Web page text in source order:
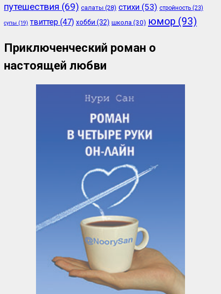
путешествия (69) салаты (28) стихи (53) стройность (23)
супы (19) твиттер (47) хобби (32) школа (30) юмор (93)
Приключенческий роман о
настоящей любви